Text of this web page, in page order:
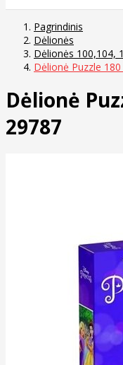
Pagrindinis
Dėlionės
Dėlionės 100,104,
Dėlionė Puzzle
Dėlionė
29787